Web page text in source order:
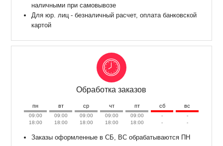
наличными при самовывозе
Для юр. лиц - безналичный расчет, оплата банковской
картой
Обработка заказов
пн вт ср чт пт сб вс
09:00
18:00
09:00
18:00
09:00
18:00
09:00
18:00
09:00
18:00
-
-
-
-
Заказы оформленные в СБ, ВС обрабатываются ПН